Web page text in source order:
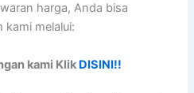
harga, Anda bisa
melalui:
kami Klik DISINI!!